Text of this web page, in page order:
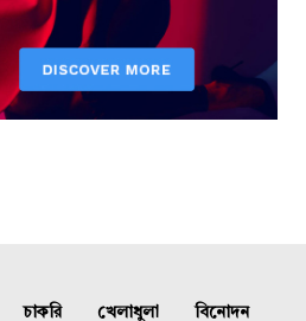
চাকরি খেলাধুলা বিনোদন